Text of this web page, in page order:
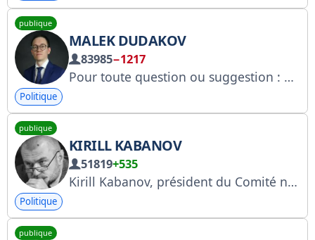
publique
MALEK DUDAKOV
83985−1217
Pour toute question ou suggestion : @duderman67 https://www.youtube.com/@clashofmeanings https://knd.gov.ru/license?id=672cd8b5478a4330c7856c70®istryType=bloggersPermission
Politique
publique
KIRILL KABANOV
51819+535
Kirill Kabanov, président du Comité national anti-corruption https://knd.gov.ru/license?id=6735eeed97de7d1d19538046®istryType=bloggersPermission
Politique
publique